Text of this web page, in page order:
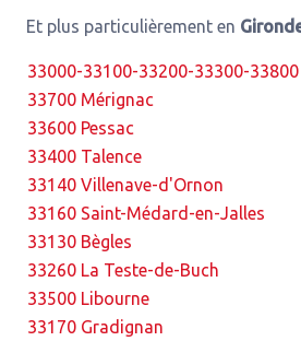
Et plus particulièrement en
33000-33100-33200-33300-
33700 Mérignac
33600 Pessac
33400 Talence
33140 Villenave-d'Ornon
33160 Saint-Médard-en-Jalles
33130 Bègles
33260 La Teste-de-Buch
33500 Libourne
33170 Gradignan